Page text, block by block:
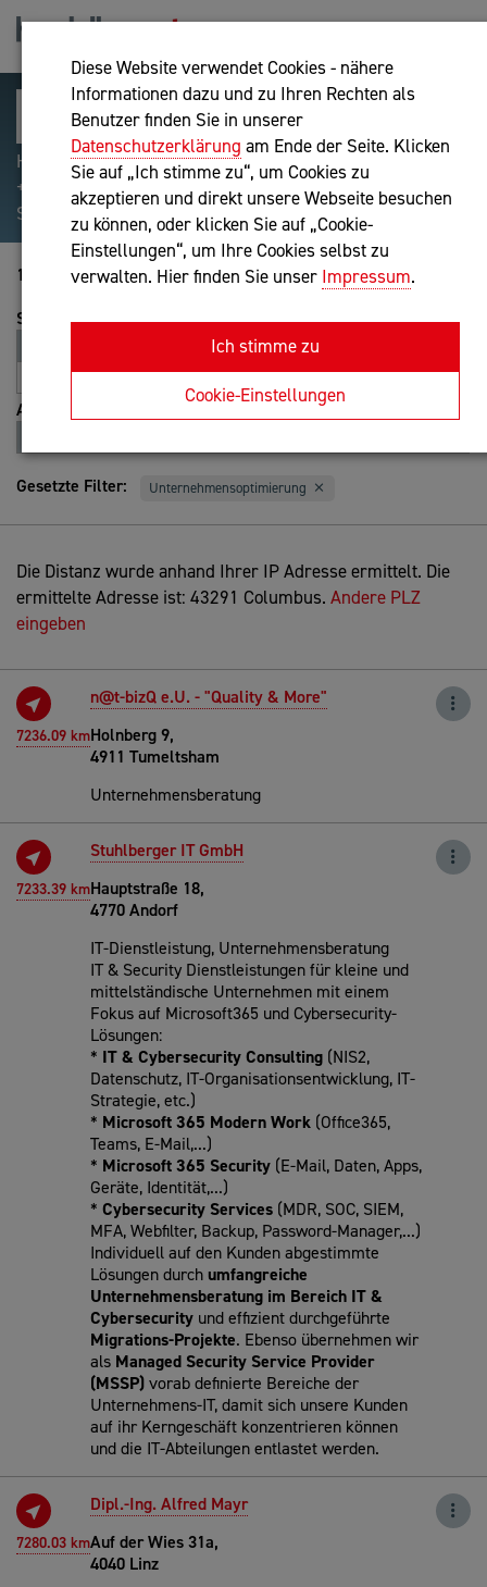
Diese Website verwendet Cookies - nähere
Informationen dazu und zu Ihren Rechten als
Benutzer finden Sie in unserer
Datenschutzerklärung am Ende der Seite. Klicken
Sie auf „Ich stimme zu“, um Cookies zu
akzeptieren und direkt unsere Webseite besuchen
zu können, oder klicken Sie auf „Cookie-
Einstellungen“, um Ihre Cookies selbst zu
verwalten. Hier finden Sie unser Impressum.
Ich stimme zu
Cookie-Einstellungen
Hilfreiche Suchparameter: Begriff einschließen:
+webshop, Begriff ausschließen: -webshop, Exakter
Suchbegriff: "internet of things"
1-20 von 221
Sortierung
Entfernung
A-Z
Z-A
Ansicht
Gesetzte Filter: Unternehmensoptimierung
Die Distanz wurde anhand Ihrer IP Adresse ermittelt. Die
ermittelte Adresse ist: 43291 Columbus. Andere PLZ
eingeben
7236.09 km
n@t-bizQ e.U. - "Quality & More"
Holnberg 9,
4911 Tumeltsham
Unternehmensberatung
7233.39 km
Stuhlberger IT GmbH
Hauptstraße 18,
4770 Andorf
IT-Dienstleistung, Unternehmensberatung
IT & Security Dienstleistungen für kleine und
mittelständische Unternehmen mit einem
Fokus auf Microsoft365 und Cybersecurity-
Lösungen:
* IT & Cybersecurity Consulting (NIS2,
Datenschutz, IT-Organisationsentwicklung, IT-
Strategie, etc.)
* Microsoft 365 Modern Work (Office365,
Teams, E-Mail,...)
* Microsoft 365 Security (E-Mail, Daten, Apps,
Geräte, Identität,...)
* Cybersecurity Services (MDR, SOC, SIEM,
MFA, Webfilter, Backup, Password-Manager,...)
Individuell auf den Kunden abgestimmte
Lösungen durch umfangreiche
Unternehmensberatung im Bereich IT &
Cybersecurity und effizient durchgeführte
Migrations-Projekte. Ebenso übernehmen wir
als Managed Security Service Provider
(MSSP)vorab definierte Bereiche der
Unternehmens-IT, damit sich unsere Kunden
auf ihr Kerngeschäft konzentrieren können
und die IT-Abteilungen entlastet werden.
7280.03 km
Dipl.-Ing. Alfred Mayr
Auf der Wies 31a,
4040 Linz